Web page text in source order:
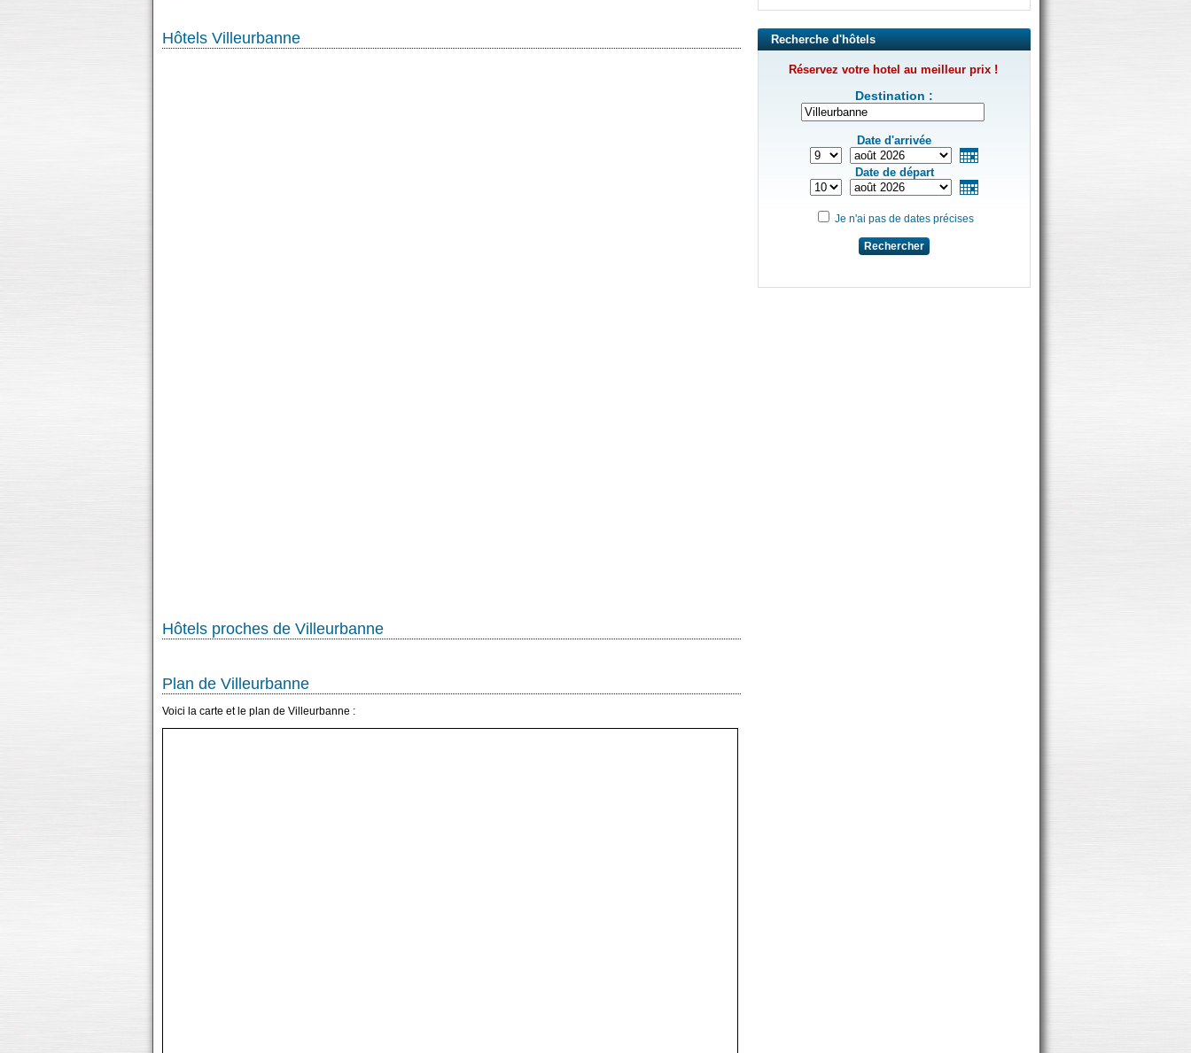
Hôtels Villeurbanne
Hôtels proches de Villeurbanne
Plan de Villeurbanne
Voici la carte et le plan de Villeurbanne :
Recherche d'hôtels
Réservez votre hotel au meilleur prix !
Destination :
Date d'arrivée
Date de départ
Je n'ai pas de dates précises
Rechercher